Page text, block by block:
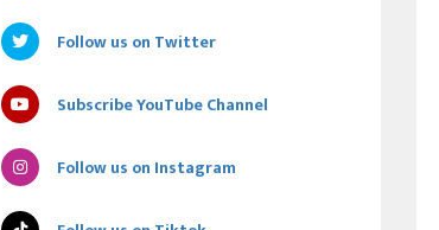
Follow us on Twitter
Subscribe YouTube Channel
Follow us on Instagram